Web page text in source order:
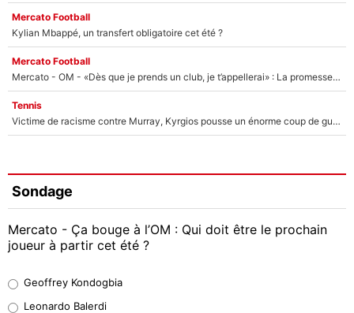
Mercato Football
Kylian Mbappé, un transfert obligatoire cet été ?
Mercato Football
Mercato - OM - «Dès que je prends un club, je t’appellerai» : La promesse de Marcelino au moment de claquer la porte
Tennis
Victime de racisme contre Murray, Kyrgios pousse un énorme coup de gueule !
Sondage
Mercato - Ça bouge à l’OM : Qui doit être le prochain
joueur à partir cet été ?
38%
Geoffrey Kondogbia
Leonardo Balerdi